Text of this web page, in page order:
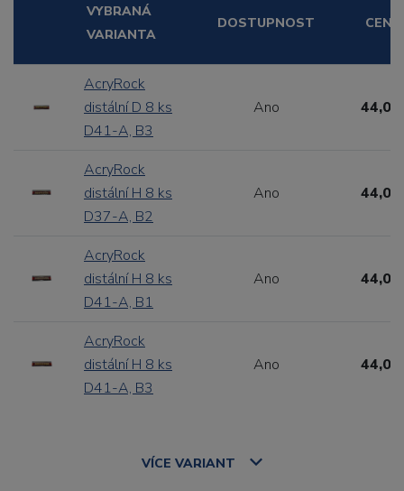
VYBRANÁ
VARIANTA
DOSTUPNOST CENA
AcryRock
distální D 8 ks
D41-A, B3
Ano 44,00
AcryRock
distální H 8 ks
D37-A, B2
Ano 44,00
AcryRock
distální H 8 ks
D41-A, B1
Ano 44,00
AcryRock
distální H 8 ks
D41-A, B3
Ano 44,00
VÍCE VARIANT